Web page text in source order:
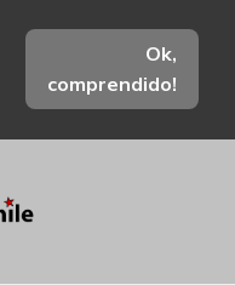
Ok,
comprendido!